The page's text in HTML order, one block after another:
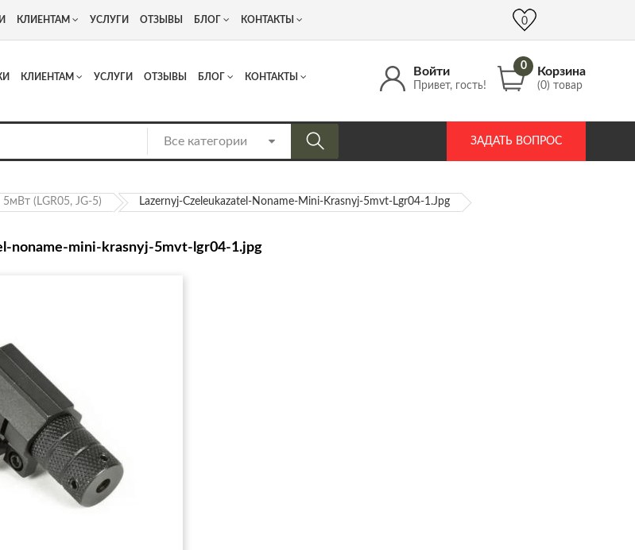
Люберцы, Котельнический проезд 13 +7 (917) 537 17 16 info@DrozdPcp.ru
Войти
Привет, гость!
0 Корзина
(0) товар
КЛИЕНТАМ УСЛУГИ ОТЗЫВЫ БЛОГ КОНТАКТЫ
ЗАДАТЬ ВОПРОС
КЛИЕНТАМ УСЛУГИ ОТЗЫВЫ БЛОГ КОНТАКТЫ 0
(LGR05, JG-5) Lazernyj-Czeleukazatel-Noname-Mini-Krasnyj-5mvt-Lgr04-1.jpg
noname-mini-krasnyj-5mvt-lgr04-1.jpg